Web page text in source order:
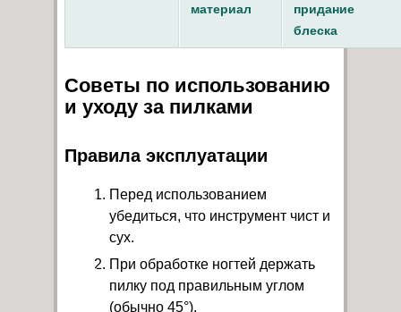
материал
придание
блеска
Советы по использованию
и уходу за пилками
Правила эксплуатации
Перед использованием
убедиться, что инструмент чист и
сух.
При обработке ногтей держать
пилку под правильным углом
(обычно 45°).